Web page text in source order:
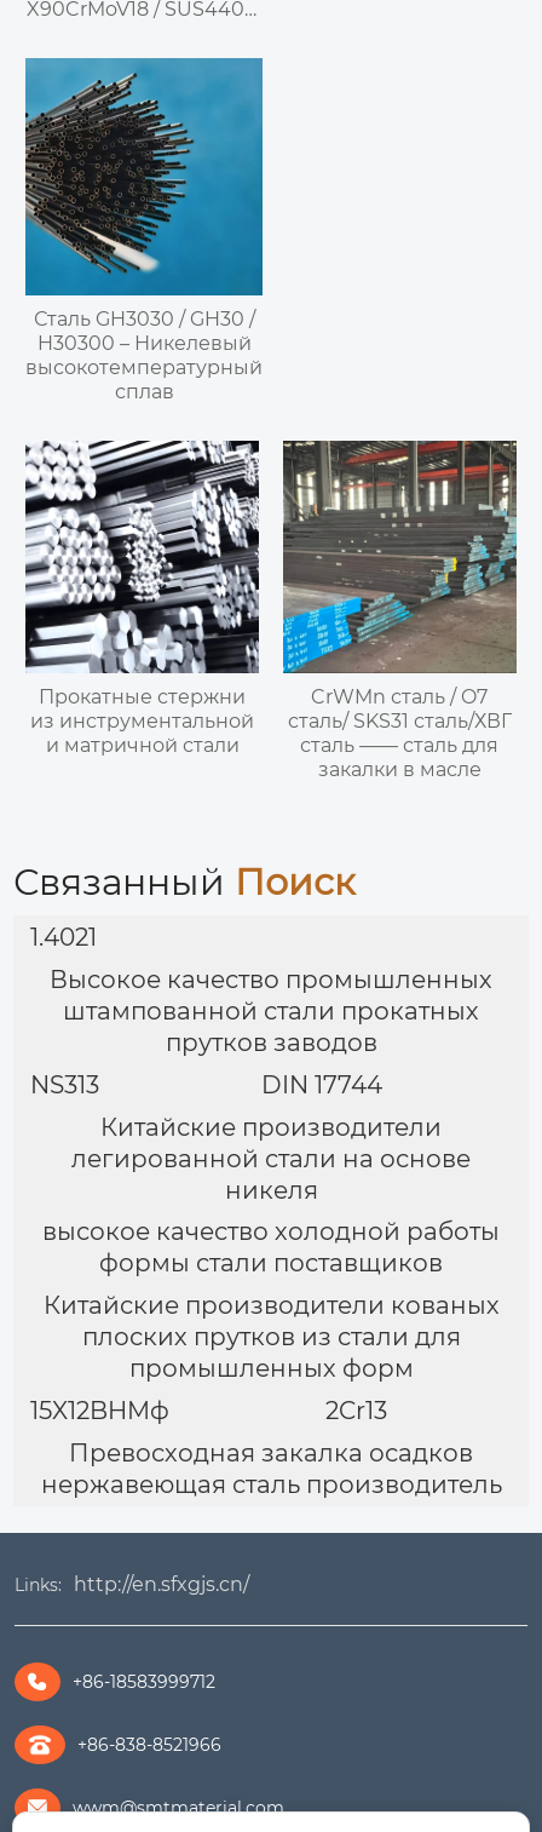
X90CrMoV18 / SUS440B
Высокоуглеродистая
высокохромистая
мартенситная
нержавеющая сталь
Сталь GH3030 / GH30 /
H30300 – Никелевый
высокотемпературный
сплав
Прокатные стержни
из инструментальной
и матричной стали
CrWMn сталь / O7
сталь/ SKS31 сталь/ХВГ
сталь —— сталь для
закалки в масле
Связанный Поиск
1.4021
Высокое качество промышленных
штампованной стали прокатных
прутков заводов
NS313
DIN 17744
Китайские производители
легированной стали на основе
никеля
высокое качество холодной работы
формы стали поставщиков
Китайские производители кованых
плоских прутков из стали для
промышленных форм
15X12BHMф
2Cr13
Превосходная закалка осадков
нержавеющая сталь производитель
Links: http://en.sfxgjs.cn/
 +86-18583999712
+86-838-8521966
 wwm@smtmaterial.com